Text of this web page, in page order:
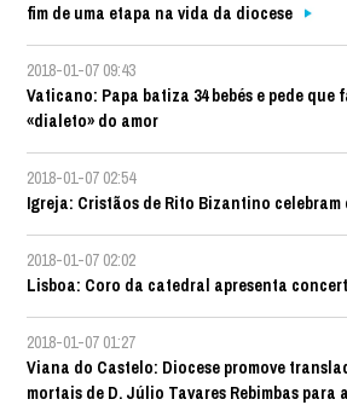
fim de uma etapa na vida da diocese
2018-01-07 09:43
Vaticano: Papa batiza 34 bebés e pede que
«dialeto» do amor
2018-01-07 02:54
Igreja: Cristãos de Rito Bizantino celebram
2018-01-07 02:02
Lisboa: Coro da catedral apresenta
2018-01-07 01:27
Viana do Castelo: Diocese promove
mortais de D. Júlio Tavares Rebimbas para